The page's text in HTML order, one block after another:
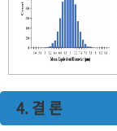
4. 결 론